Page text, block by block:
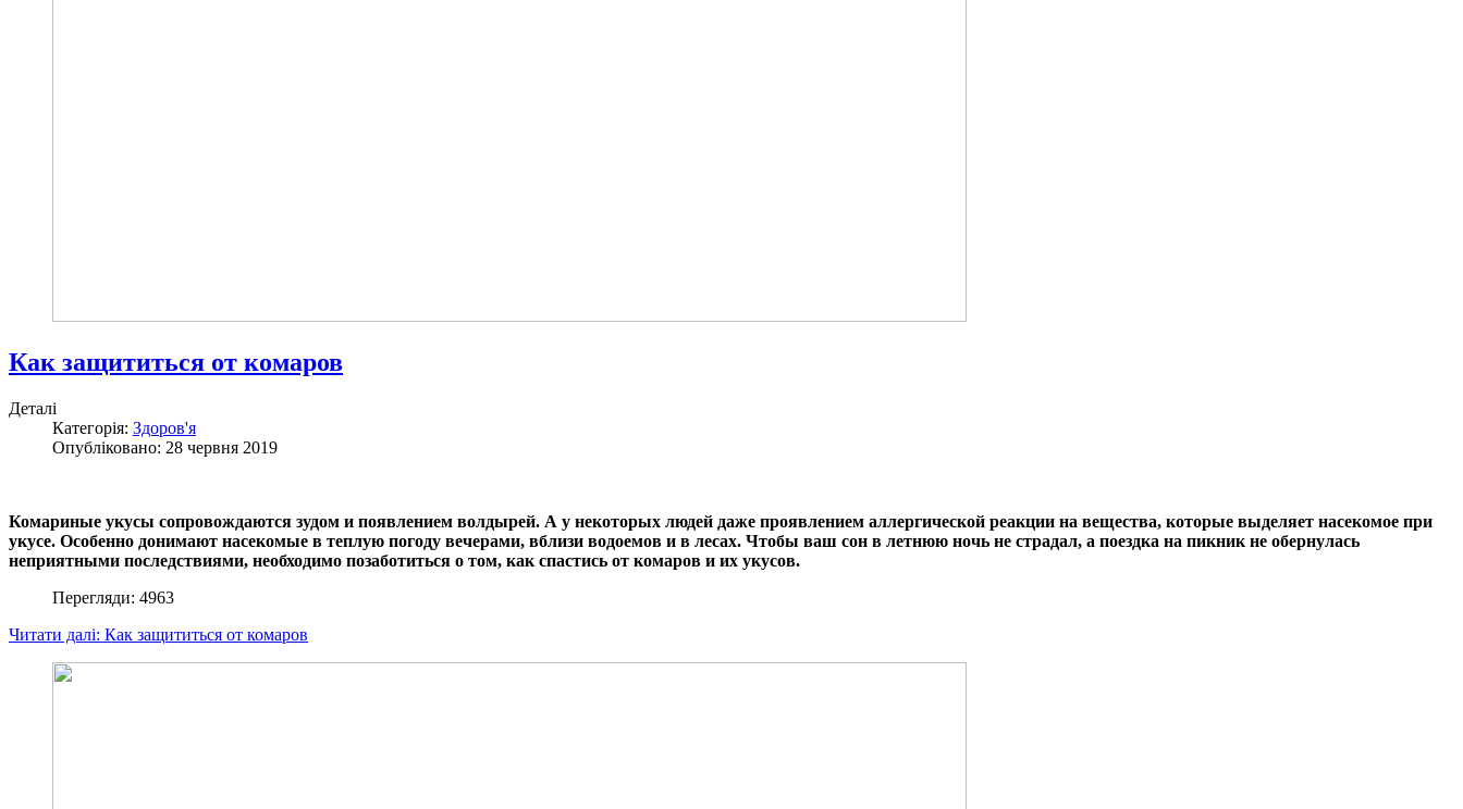
Как защититься от комаров
Деталі
Категорія: Здоров'я
Опубліковано: 28 червня 2019
Комариные укусы сопровождаются зудом и появлением волдырей. А у некоторых людей даже проявлением аллергической реакции на вещества, которые выделяет насекомое при
укусе. Особенно донимают насекомые в теплую погоду вечерами, вблизи водоемов и в лесах. Чтобы ваш сон в летнюю ночь не страдал, а поездка на пикник не обернулась
неприятными последствиями, необходимо позаботиться о том, как спастись от комаров и их укусов.
Перегляди: 4963
Читати далі: Как защититься от комаров